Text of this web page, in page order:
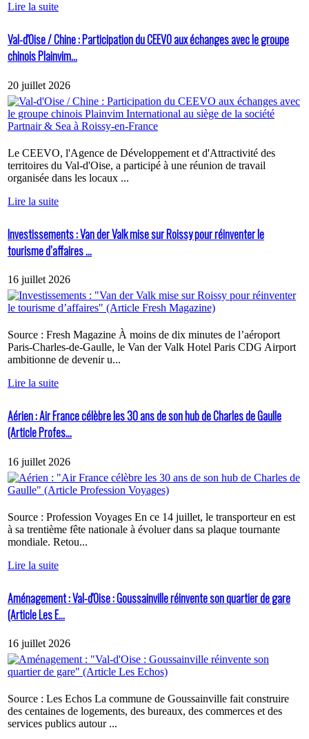
Lire la suite
Val-d'Oise / Chine : Participation du CEEVO aux échanges avec le groupe
chinois Plainvim...
20 juillet 2026
Le CEEVO, l'Agence de Développement et d'Attractivité des
territoires du Val-d'Oise, a participé à une réunion de travail
organisée dans les locaux ...
Lire la suite
Investissements : Van der Valk mise sur Roissy pour réinventer le
tourisme d’affaires ...
16 juillet 2026
Source : Fresh Magazine À moins de dix minutes de l’aéroport
Paris-Charles-de-Gaulle, le Van der Valk Hotel Paris CDG Airport
ambitionne de devenir u...
Lire la suite
Aérien : Air France célèbre les 30 ans de son hub de Charles de Gaulle
(Article Profes...
16 juillet 2026
Source : Profession Voyages En ce 14 juillet, le transporteur en est
à sa trentième fête nationale à évoluer dans sa plaque tournante
mondiale. Retou...
Lire la suite
Aménagement : Val-d'Oise : Goussainville réinvente son quartier de gare
(Article Les E...
16 juillet 2026
Source : Les Echos La commune de Goussainville fait construire
des centaines de logements, des bureaux, des commerces et des
services publics autour ...